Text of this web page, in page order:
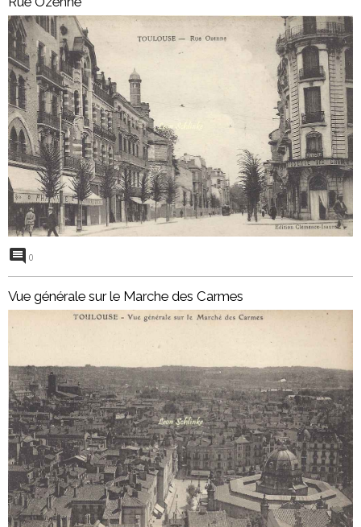
0
Vue générale sur le Marche des Carmes